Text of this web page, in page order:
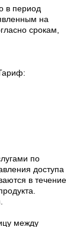
в период
на
срокам,
по
доступа
в течение
между